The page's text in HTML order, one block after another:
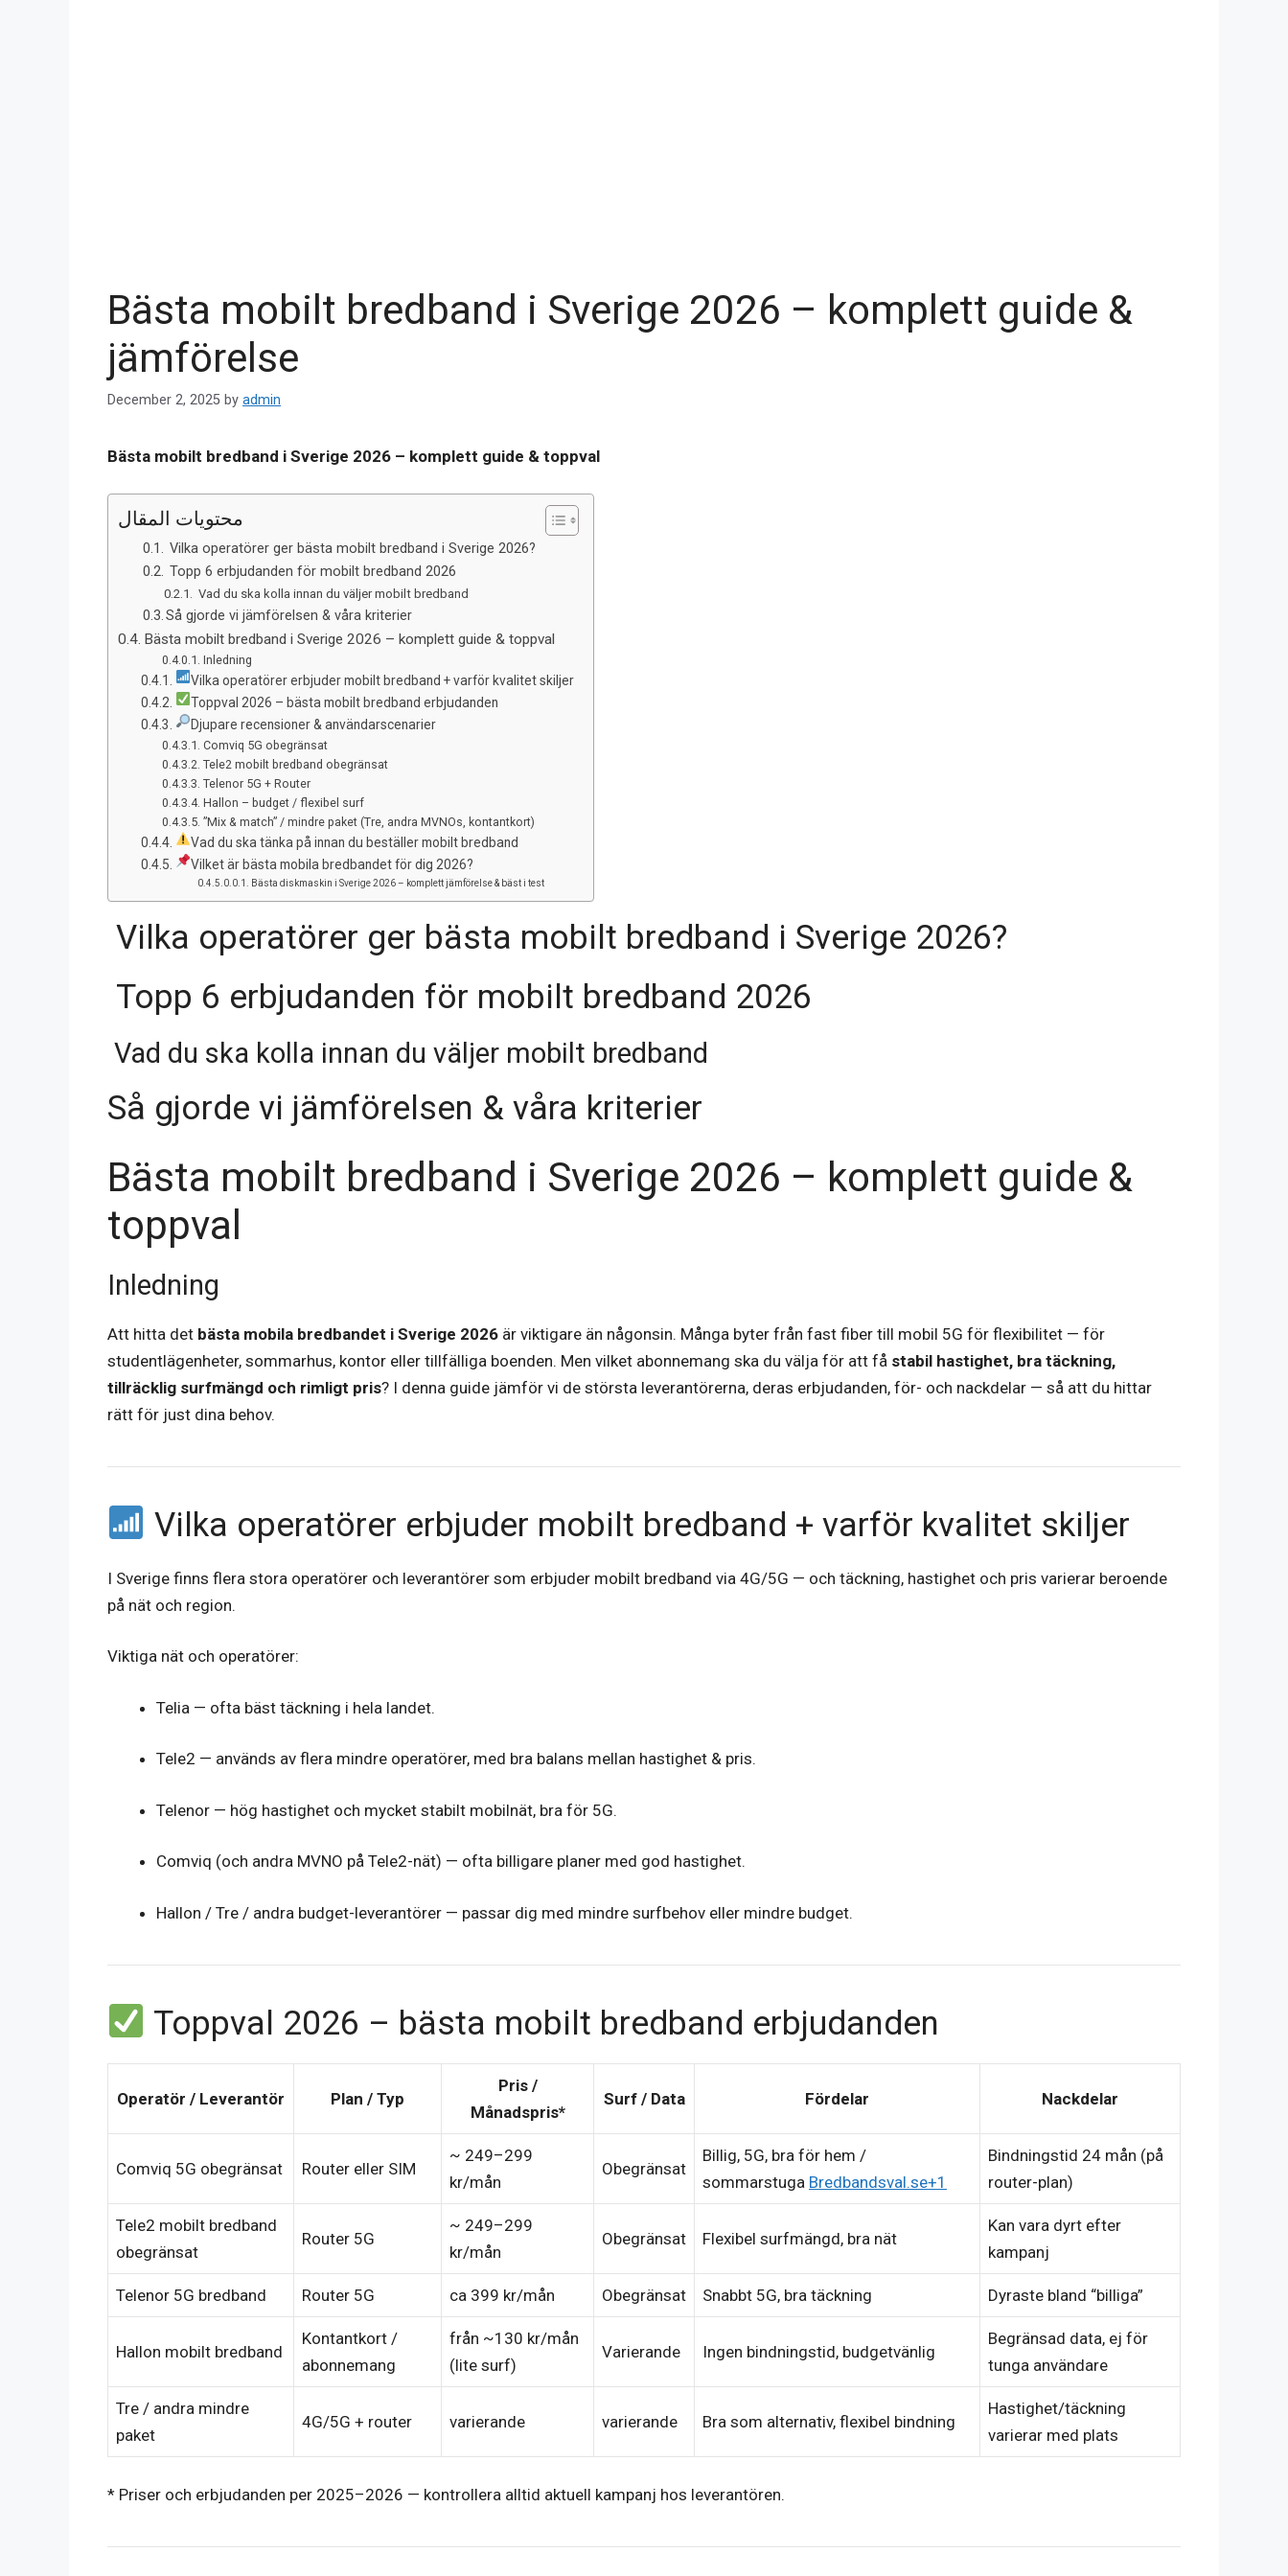
Bästa mobilt bredband i Sverige 2026 – komplett guide &
jämförelse
December 2, 2025 by admin
Bästa mobilt bredband i Sverige 2026 – komplett guide & toppval
محتويات المقال
Vilka operatörer ger bästa mobilt bredband i Sverige 2026?
Topp 6 erbjudanden för mobilt bredband 2026
Vad du ska kolla innan du väljer mobilt bredband
Så gjorde vi jämförelsen & våra kriterier
Bästa mobilt bredband i Sverige 2026 – komplett guide & toppval
Inledning
Vilka operatörer erbjuder mobilt bredband + varför kvalitet skiljer
Toppval 2026 – bästa mobilt bredband erbjudanden
Djupare recensioner & användarscenarier
Comviq 5G obegränsat
Tele2 mobilt bredband obegränsat
Telenor 5G + Router
Hallon – budget / flexibel surf
”Mix & match” / mindre paket (Tre, andra MVNOs, kontantkort)
Vad du ska tänka på innan du beställer mobilt bredband
Vilket är bästa mobila bredbandet för dig 2026?
Bästa diskmaskin i Sverige 2026 – komplett jämförelse & bäst i test
Vilka operatörer ger bästa mobilt bredband i Sverige 2026?
Topp 6 erbjudanden för mobilt bredband 2026
Vad du ska kolla innan du väljer mobilt bredband
Så gjorde vi jämförelsen & våra kriterier
Bästa mobilt bredband i Sverige 2026 – komplett guide &
toppval
Inledning
Att hitta det bästa mobila bredbandet i Sverige 2026 är viktigare än någonsin. Många byter från fast fiber till mobil 5G för flexibilitet — för
studentlägenheter, sommarhus, kontor eller tillfälliga boenden. Men vilket abonnemang ska du välja för att få stabil hastighet, bra täckning,
tillräcklig surfmängd och rimligt pris? I denna guide jämför vi de största leverantörerna, deras erbjudanden, för- och nackdelar — så att du hittar
rätt för just dina behov.
Vilka operatörer erbjuder mobilt bredband + varför kvalitet skiljer
I Sverige finns flera stora operatörer och leverantörer som erbjuder mobilt bredband via 4G/5G — och täckning, hastighet och pris varierar beroende
på nät och region.
Viktiga nät och operatörer:
Telia — ofta bäst täckning i hela landet.
Tele2 — används av flera mindre operatörer, med bra balans mellan hastighet & pris.
Telenor — hög hastighet och mycket stabilt mobilnät, bra för 5G.
Comviq (och andra MVNO på Tele2-nät) — ofta billigare planer med god hastighet.
Hallon / Tre / andra budget-leverantörer — passar dig med mindre surfbehov eller mindre budget.
Toppval 2026 – bästa mobilt bredband erbjudanden
Operatör / Leverantör Plan / Typ
Pris /
Månadspris*
Surf / Data Fördelar Nackdelar
Comviq 5G obegränsat Router eller SIM
~ 249–299
kr/mån
Obegränsat
Billig, 5G, bra för hem /
sommarstuga Bredbandsval.se+1
Bindningstid 24 mån (på
router-plan)
Tele2 mobilt bredband
obegränsat
Router 5G
~ 249–299
kr/mån
Obegränsat Flexibel surfmängd, bra nät
Kan vara dyrt efter
kampanj
Telenor 5G bredband Router 5G ca 399 kr/mån Obegränsat Snabbt 5G, bra täckning Dyraste bland “billiga”
Hallon mobilt bredband
Kontantkort /
abonnemang
från ~130 kr/mån
(lite surf)
Varierande Ingen bindningstid, budgetvänlig
Begränsad data, ej för
tunga användare
Tre / andra mindre
paket
4G/5G + router varierande varierande Bra som alternativ, flexibel bindning
Hastighet/täckning
varierar med plats
* Priser och erbjudanden per 2025–2026 — kontrollera alltid aktuell kampanj hos leverantören.